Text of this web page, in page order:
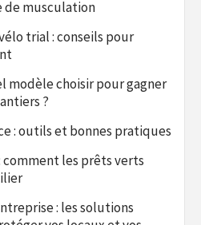
de musculation
trial : conseils pour
modèle choisir pour gagner
?
: outils et bonnes pratiques
les prêts verts
: les solutions